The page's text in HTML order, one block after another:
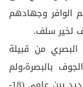
الوافر وجهادهم
لخير سلف.
البصري من قبيلة
بالبصرة،ولم